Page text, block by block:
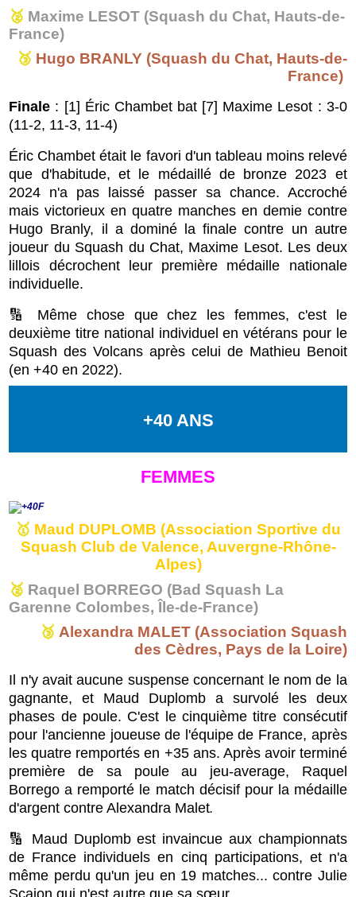
🥈 Maxime LESOT (Squash du Chat, Hauts-de-
France)
🥉 Hugo BRANLY (Squash du Chat, Hauts-de-
France)
Finale : [1] Éric Chambet bat [7] Maxime Lesot : 3-0
(11-2, 11-3, 11-4)
Éric Chambet était le favori d'un tableau moins relevé
que d'habitude, et le médaillé de bronze 2023 et
2024 n'a pas laissé passer sa chance. Accroché
mais victorieux en quatre manches en demie contre
Hugo Branly, il a dominé la finale contre un autre
joueur du Squash du Chat, Maxime Lesot. Les deux
lillois décrochent leur première médaille nationale
individuelle.
🔢 Même chose que chez les femmes, c'est le
deuxième titre national individuel en vétérans pour le
Squash des Volcans après celui de Mathieu Benoit
(en +40 en 2022).
+40 ANS
FEMMES
🥇 Maud DUPLOMB (Association Sportive du
Squash Club de Valence, Auvergne-Rhône-
Alpes)
🥈 Raquel BORREGO (Bad Squash La
Garenne Colombes, Île-de-France)
🥉 Alexandra MALET (Association Squash
des Cèdres, Pays de la Loire)
Il n'y avait aucune suspense concernant le nom de la
gagnante, et Maud Duplomb a survolé les deux
phases de poule. C'est le cinquième titre consécutif
pour l'ancienne joueuse de l'équipe de France, après
les quatre remportés en +35 ans. Après avoir terminé
première de sa poule au jeu-average, Raquel
Borrego a remporté le match décisif pour la médaille
d'argent contre Alexandra Malet.
🔢 Maud Duplomb est invaincue aux championnats
de France individuels en cinq participations, et n'a
même perdu qu'un jeu en 19 matches... contre Julie